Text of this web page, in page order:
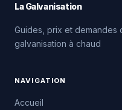
La Galvanisation
Guides, prix et
galvanisation à chaud
NAVIGATION
Accueil